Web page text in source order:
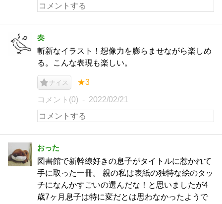
奏
斬新なイラスト！想像力を膨らませながら楽しめ
る。こんな表現も楽しい。
ナイス ★3
コメント(0) 2022/02/21
おった
図書館で新幹線好きの息子がタイトルに惹かれて
手に取った一冊。 親の私は表紙の独特な絵のタッ
チになんかすごいの選んだな！と思いましたが4
歳7ヶ月息子は特に変だとは思わなかったようで